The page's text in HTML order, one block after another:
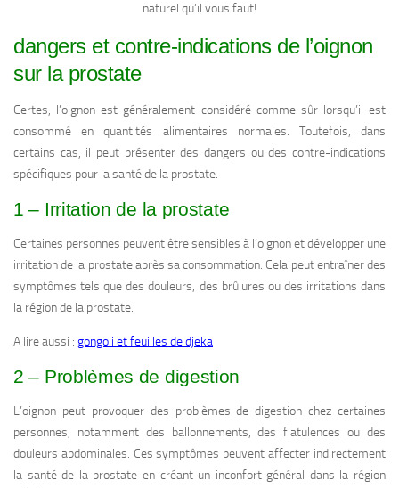
naturel qu’il vous faut!
dangers et contre-indications de l’oignon
sur la prostate
Certes, l’oignon est généralement considéré comme sûr lorsqu’il est
consommé en quantités alimentaires normales. Toutefois, dans
certains cas, il peut présenter des dangers ou des contre-indications
spécifiques pour la santé de la prostate.
1 – Irritation de la prostate
Certaines personnes peuvent être sensibles à l’oignon et développer une
irritation de la prostate après sa consommation. Cela peut entraîner des
symptômes tels que des douleurs, des brûlures ou des irritations dans
la région de la prostate.
A lire aussi : gongoli et feuilles de djeka
2 – Problèmes de digestion
L’oignon peut provoquer des problèmes de digestion chez certaines
personnes, notamment des ballonnements, des flatulences ou des
douleurs abdominales. Ces symptômes peuvent affecter indirectement
la santé de la prostate en créant un inconfort général dans la région